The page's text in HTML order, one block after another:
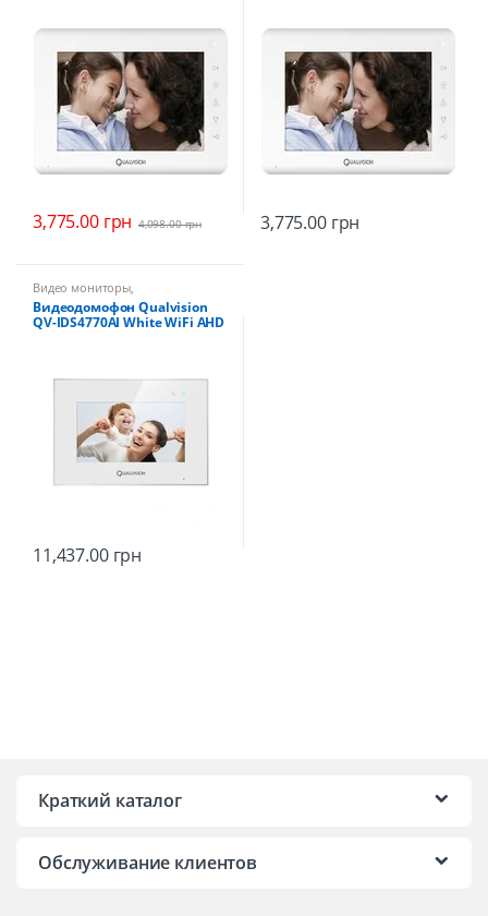
3,775.00грн 4,098.00грн 3,775.00грн
Видео мониторы,
Видеодомофоны
Видеодомофон Qualvision
QV-IDS4770AI White WiFi AHD
11,437.00грн
Краткий каталог
Обслуживание клиентов